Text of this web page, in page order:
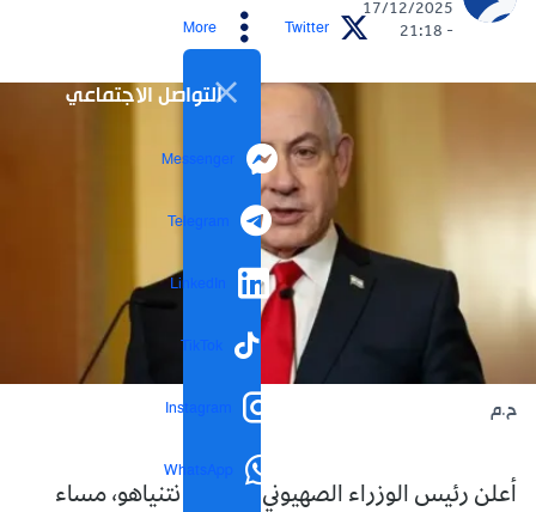
17/12/2025
- 21:18
Twitter
More
التواصل الاجتماعي
Messenger
Telegram
LinkedIn
TikTok
Instagram
WhatsApp
ح.م
أعلن رئيس الوزراء الصهيوني، بنيامين نتنياهو، مساء